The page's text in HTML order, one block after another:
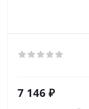
7 146 ₽